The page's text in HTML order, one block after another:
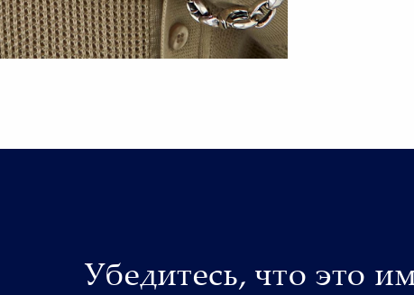
Убедитесь, что это